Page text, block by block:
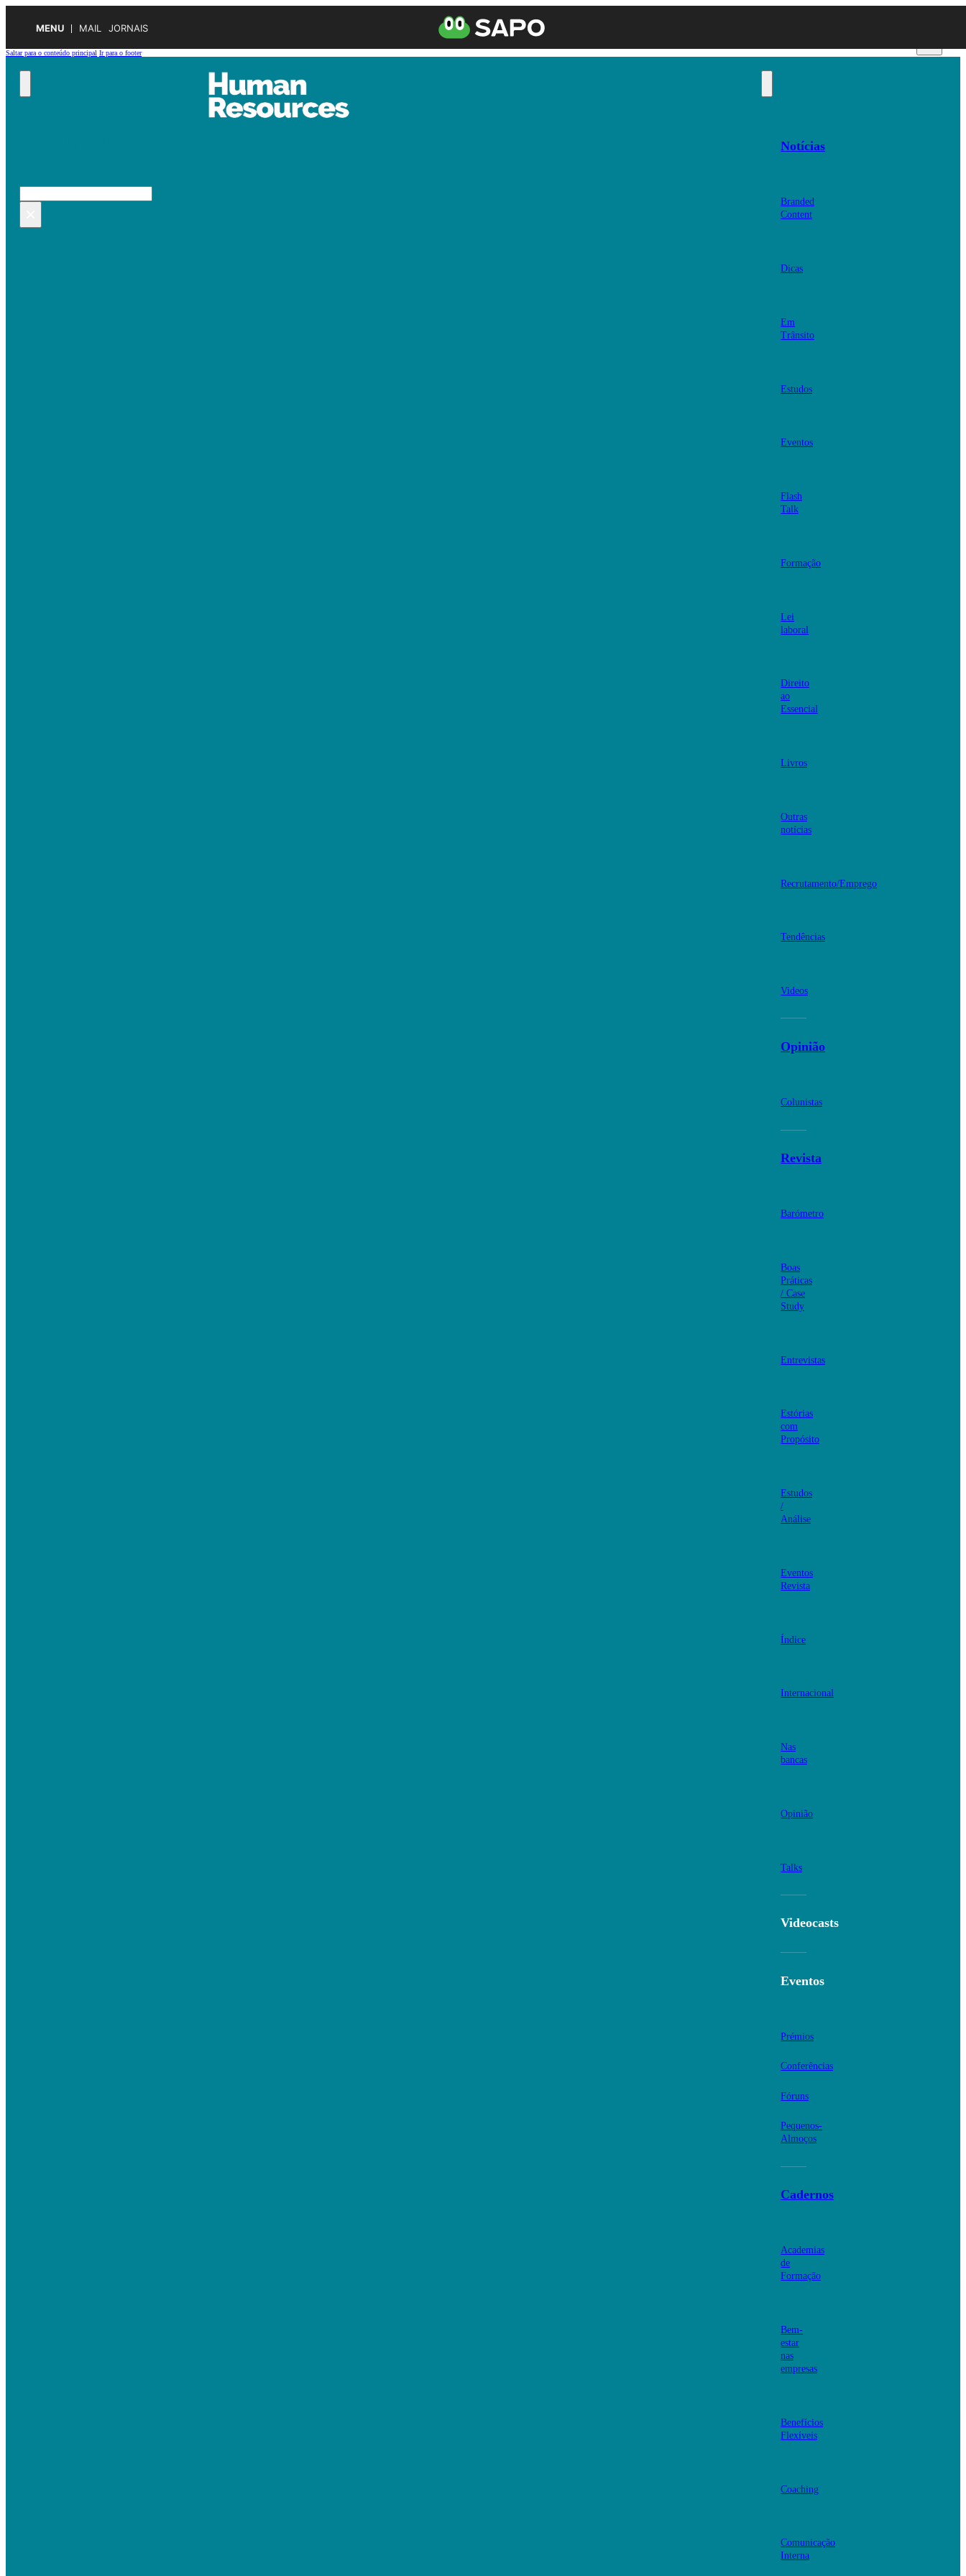
MENU MAIL JORNAIS
Saltar para o conteúdo principal Ir para o footer
Pesquisar
Notícias
Branded
Content
Dicas
Em
Trânsito
Estudos
Eventos
Flash
Talk
Formação
Lei
laboral
Direito
ao
Essencial
Livros
Outras
notícias
Recrutamento/Emprego
Tendências
Videos
Opinião
Colunistas
Revista
Barómetro
Boas
Práticas
/ Case
Study
Entrevistas
Estórias
com
Propósito
Estudos
/
Análise
Eventos
Revista
Índice
Internacional
Nas
bancas
Opinião
Talks
Videocasts
Eventos
Prémios
Conferências
Fóruns
Pequenos-
Almoços
Cadernos
Academias
de
Formação
Bem-
estar
nas
empresas
Benefícios
Flexíveis
Coaching
Comunicação
Interna